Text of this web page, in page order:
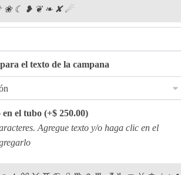
❀︎ ☾︎ ❥︎ ❦︎ ❧︎ ✘︎ ☄︎
el texto de la campana
en el tubo (+$250.00)
Agregue texto y/o haga clic en el